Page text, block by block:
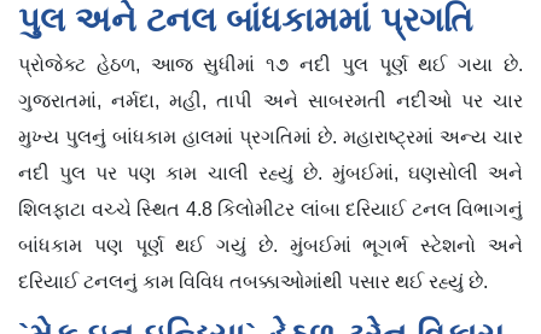
પુલ અને ટનલ બાંધકામમાં પ્રગતિ
પ્રોજેક્ટ હેઠળ, આજ સુધીમાં ૧૭ નદી પુલ પૂર્ણ થઈ ગયા છે.
ગુજરાતમાં, નર્મદા, મહી, તાપી અને સાબરમતી નદીઓ પર ચાર
મુખ્ય પુલનું બાંધકામ હાલમાં પ્રગતિમાં છે. મહારાષ્ટ્રમાં અન્ય ચાર
નદી પુલ પર પણ કામ ચાલી રહ્યું છે. મુંબઈમાં, ઘણસોલી અને
શિલફાટા વચ્ચે સ્થિત 4.8 કિલોમીટર લાંબા દરિયાઈ ટનલ વિભાગનું
બાંધકામ પણ પૂર્ણ થઈ ગયું છે. મુંબઈમાં ભૂગર્ભ સ્ટેશનો અને
દરિયાઈ ટનલનું કામ વિવિધ તબક્કાઓમાંથી પસાર થઈ રહ્યું છે.